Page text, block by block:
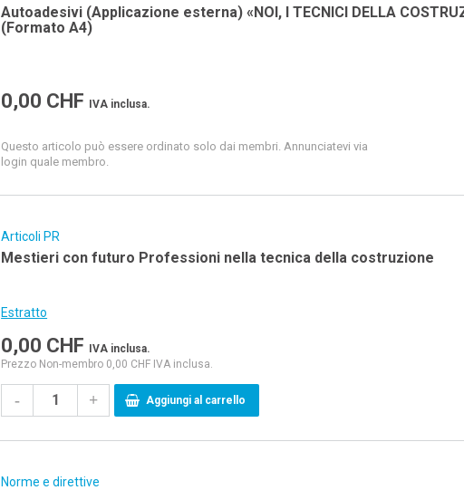
Autoadesivi (Applicazione esterna) «NOI, I TECNICI DELLA
(Formato A4)
0,00 CHF IVA inclusa.
Questo articolo può essere ordinato solo dai membri. Annunciatevi via
login quale membro.
Articoli PR
Mestieri con futuro Professioni nella tecnica della costruzione
Estratto
0,00 CHF
IVA inclusa.
Prezzo Non-membro 0,00 CHF IVA inclusa.
- + Aggiungi al carrello
Norme e direttive